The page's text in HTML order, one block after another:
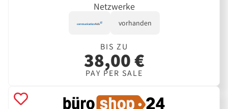
Netzwerke
vorhanden
BIS ZU
38,00 €
PAY PER SALE